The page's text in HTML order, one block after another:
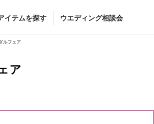
イテムを探す ウエディング相談会
ルフェア
ア